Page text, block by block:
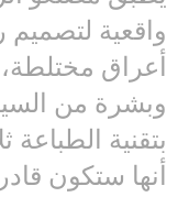
واقعية لتصميم
أعراق
وبشرة من
بتقنية الطباعة
أنها ستكون